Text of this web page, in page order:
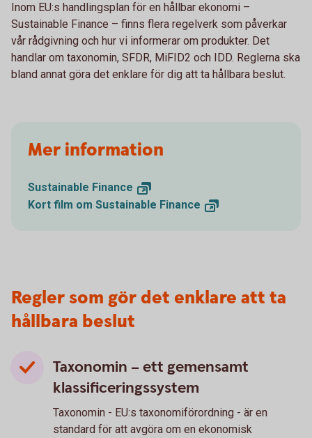
Inom EU:s handlingsplan för en hållbar ekonomi –
Sustainable Finance – finns flera regelverk som påverkar
vår rådgivning och hur vi informerar om produkter. Det
handlar om taxonomin, SFDR, MiFID2 och IDD. Reglerna ska
bland annat göra det enklare för dig att ta hållbara beslut.
Mer information
Sustainable Finance
Kort film om Sustainable Finance
Regler som gör det enklare att ta
hållbara beslut
Taxonomin – ett gemensamt
klassificeringssystem
Taxonomin - EU:s taxonomiförordning - är en
standard för att avgöra om en ekonomisk